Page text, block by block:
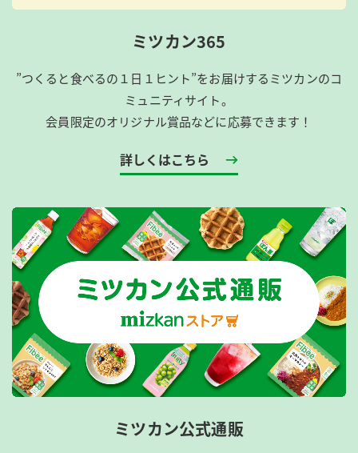
ミツカン365
”つくると食べるの１日１ヒント”をお届けするミツカンのコ
ミュニティサイト。
会員限定のオリジナル賞品などに応募できます！
詳しくはこちら
ミツカン公式通販